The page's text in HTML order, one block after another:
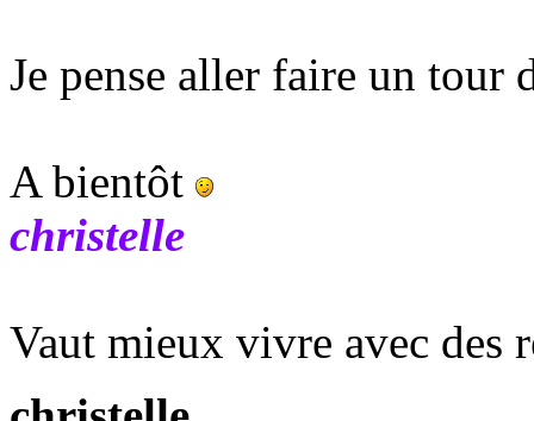
Je pense aller faire un tour
A bientôt
christelle
Vaut mieux vivre avec des